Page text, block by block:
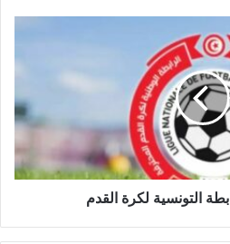
التونسية لكرة القدم